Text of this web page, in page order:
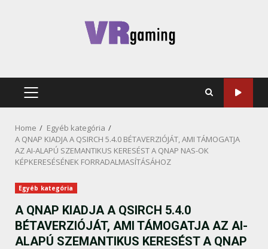
PRIMARY
Home
Egyéb kategória
A QNAP KIADJA A QSIRCH 5.4.0 BÉTAVERZIÓJÁT, AMI TÁMOGATJA
AZ AI-ALAPÚ SZEMANTIKUS KERESÉST A QNAP NAS-OK
KÉPKERESÉSÉNEK FORRADALMASÍTÁSÁHOZ
Egyéb kategória
A QNAP KIADJA A QSIRCH 5.4.0
BÉTAVERZIÓJÁT, AMI TÁMOGATJA AZ AI-
ALAPÚ SZEMANTIKUS KERESÉST A QNAP